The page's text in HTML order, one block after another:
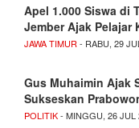
Apel 1.000 Siswa di
Jember Ajak
JAWA TIMUR - RABU, 29
Gus Muhaimin Ajak
Sukseskan
POLITIK- MINGGU, 26 JUL